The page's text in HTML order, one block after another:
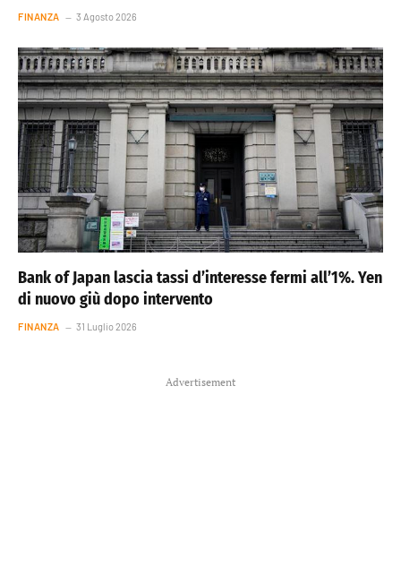
FINANZA 3 Agosto 2026
Bank of Japan lascia tassi d’interesse fermi all’1%. Yen
di nuovo giù dopo intervento
FINANZA 31 Luglio 2026
Advertisement